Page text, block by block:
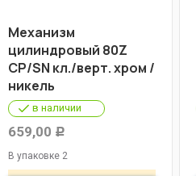
Механизм
цилиндровый 80Z
СР/SN кл./верт. хром /
никель
в наличии
659,00 Р
В упаковке 2